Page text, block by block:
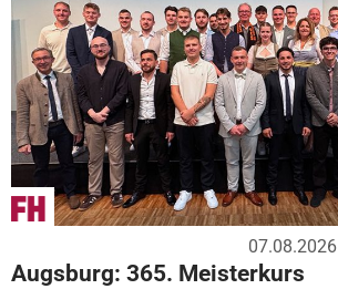
07.08.2026
Augsburg: 365. Meisterkurs